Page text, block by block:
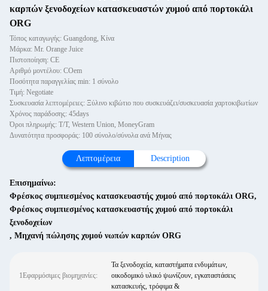
καρπών ξενοδοχείων κατασκευαστών χυμού από πορτοκάλι
ORG
Τόπος καταγωγής: Guangdong, Κίνα
Μάρκα: Mr. Orange Juice
Πιστοποίηση: CE
Αριθμό μοντέλου: COem
Ποσότητα παραγγελίας min: 1 σύνολο
Τιμή: Negotiate
Συσκευασία λεπτομέρειες: Ξύλινο κιβώτιο που συσκευάζει/συσκευασία χαρτοκιβωτίων
Χρόνος παράδοσης: 45days
Όροι πληρωμής: T/T, Western Union, MoneyGram
Δυνατότητα προσφοράς: 100 σύνολο/σύνολα ανά Μήνας
Λεπτομέρεια Description
Επισημαίνω:
Φρέσκος συμπιεσμένος κατασκευαστής χυμού από πορτοκάλι ORG,
Φρέσκος συμπιεσμένος κατασκευαστής χυμού από πορτοκάλι
ξενοδοχείων
, Μηχανή πώλησης χυμού νωπών καρπών ORG
1Εφαρμόσιμες βιομηχανίες:
Τα ξενοδοχεία, καταστήματα ενδυμάτων,
οικοδομικό υλικό ψωνίζουν, εγκαταστάσεις
κατασκευής, τρόφιμα &